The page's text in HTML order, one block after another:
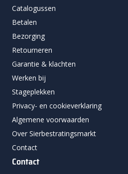
Catalogussen
Betalen
Bezorging
Retourneren
Garantie & klachten
Werken bij
Stageplekken
Privacy- en cookieverklaring
Algemene voorwaarden
Over Sierbestratingsmarkt
Contact
Contact